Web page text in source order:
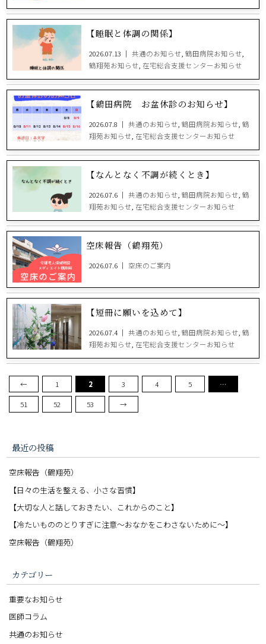
【睡眠と体調の関係】
2026.07.13 ｜共通のお知らせ ,鶴田病院お知らせ
鶴翔苑お知らせ 在宅総合支援センターお知らせ
【鶴田病院 お盆休診のお知らせ】
2026.07.8 ｜共通のお知らせ ,鶴田病院お知らせ ,鶴
翔苑お知らせ 在宅総合支援センターお知らせ
【なんとなく不調が続くとき】
2026.07.6 ｜共通のお知らせ ,鶴田病院お知らせ ,鶴
翔苑お知らせ 在宅総合支援センターお知らせ
空床報告（鶴翔苑）
2026.07.6 ｜ 空床のご案内
【短冊に願いを込めて】
2026.07.4 ｜共通のお知らせ ,鶴田病院お知らせ ,鶴
翔苑お知らせ 在宅総合支援センターお知らせ
← 1 2 3 4 5 …
51 52 53 →
最近の投稿
空床報告（鶴翔苑）
【日々の生活を整える、小さな習慣】
【大切な人と話しておきたい、これからのこと】
【冷たいもののとりすぎに注意〜おなかをこわさないために〜】
空床報告（鶴翔苑）
カテゴリー
重要なお知らせ
医師コラム
共通のお知らせ